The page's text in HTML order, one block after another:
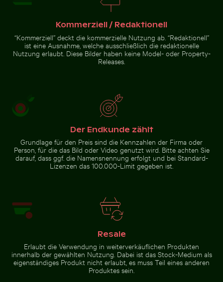
Kommerziell / Redaktionell
“Kommerziell” deckt die kommerzielle Nutzung ab. “Redaktionell”
ist eine Ausnahme, welche ausschließlich die redaktionelle
Nutzung erlaubt. Diese Bilder haben keine Model- oder Property-
Releases.
Der Endkunde zählt
Grundlage für den Preis sind die Kennzahlen der Firma oder
Person, für die das Bild oder Video genutzt wird. Bitte achten Sie
darauf, dass ggf. die Namensnennung erfolgt und bei Standard-
Lizenzen das 100.000-Limit gegeben ist.
Resale
Erlaubt die Verwendung in weiterverkäuflichen Produkten
innerhalb der gewählten Nutzung. Dabei ist das Stock-Medium als
eigenständiges Produkt nicht erlaubt, es muss Teil eines anderen
Produktes sein.